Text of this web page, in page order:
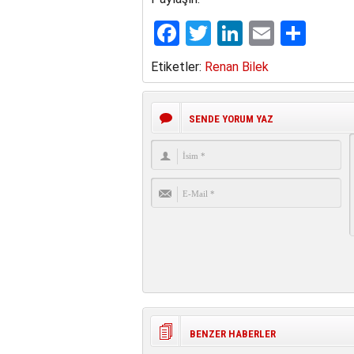
Facebook
Twitter
LinkedIn
Email
Etiketler: Renan Bilek
SENDE YORUM YAZ
BENZER HABERLER